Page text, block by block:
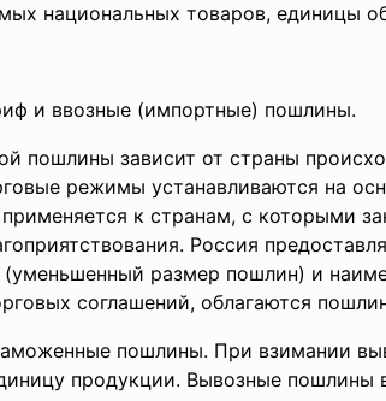
национальных товаров, единицы
и ввозные (импортные) пошлины.
пошлины зависит от страны
режимы устанавливаются на
к странам, с которыми
Россия
размер пошлин) и
соглашений, облагаются
пошлины. При взимании
продукции. Вывозные